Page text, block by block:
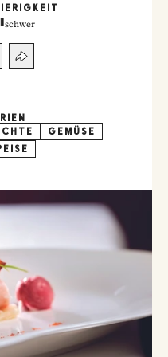
schwer
GEMÜSE